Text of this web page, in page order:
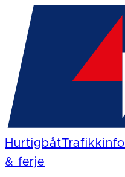
Hurtigbåt
& ferje
Trafikkinfo